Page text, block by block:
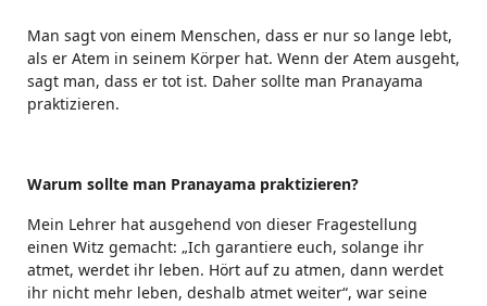
Man sagt von einem Menschen, dass er nur so lange lebt,
als er Atem in seinem Körper hat. Wenn der Atem ausgeht,
sagt man, dass er tot ist. Daher sollte man Pranayama
praktizieren.
Warum sollte man Pranayama praktizieren?
Mein Lehrer hat ausgehend von dieser Fragestellung
einen Witz gemacht: „Ich garantiere euch, solange ihr
atmet, werdet ihr leben. Hört auf zu atmen, dann werdet
ihr nicht mehr leben, deshalb atmet weiter“, war seine